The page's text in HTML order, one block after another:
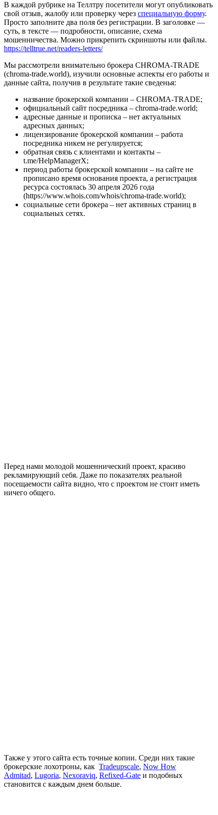
В каждой рубрике на Теллтру посетители могут опубликовать
свой отзыв, жалобу или проверку через специальную форму.
Просто заполните два поля без регистрации. В заголовке —
суть, в тексте — подробности, описание, схема
мошенничества. Можно прикрепить скриншоты или файлы.
https://telltrue.net/readers-letters/
Мы рассмотрели внимательно брокера CHROMA-TRADE
(chroma-trade.world), изучили основные аспекты его работы и
данные сайта, получив в результате такие сведенья:
название брокерской компании – CHROMA-TRADE;
официальный сайт посредника – chroma-trade.world;
адресные данные и прописка – нет актуальных
адресных данных;
лицензирование брокерской компании – работа
посредника никем не регулируется;
обратная связь с клиентами и контакты –
t.me/HelpManagerX;
период работы брокерской компании – на сайте не
прописано время основания проекта, а регистрация
ресурса состоялась 30 апреля 2026 года
(https://www.whois.com/whois/chroma-trade.world);
социальные сети брокера – нет активных страниц в
социальных сетях.
Перед нами молодой мошеннический проект, красиво
рекламирующий себя. Даже по показателях реальной
посещаемости сайта видно, что с проектом не стоит иметь
ничего общего.
Также у этого сайта есть точные копии. Среди них такие
брокерские лохотроны, как Tradeupscale, Now How
Admitad, Lugoria, Nexoraviq, Refixed-Gate и подобных
становится с каждым днем больше.